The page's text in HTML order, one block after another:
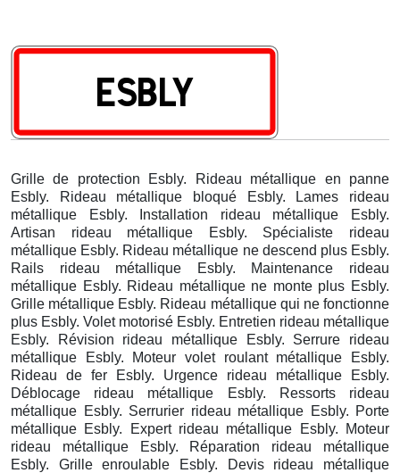
Grille de protection Esbly. Rideau métallique en panne
Esbly. Rideau métallique bloqué Esbly. Lames rideau
métallique Esbly. Installation rideau métallique Esbly.
Artisan rideau métallique Esbly. Spécialiste rideau
métallique Esbly. Rideau métallique ne descend plus Esbly.
Rails rideau métallique Esbly. Maintenance rideau
métallique Esbly. Rideau métallique ne monte plus Esbly.
Grille métallique Esbly. Rideau métallique qui ne fonctionne
plus Esbly. Volet motorisé Esbly. Entretien rideau métallique
Esbly. Révision rideau métallique Esbly. Serrure rideau
métallique Esbly. Moteur volet roulant métallique Esbly.
Rideau de fer Esbly. Urgence rideau métallique Esbly.
Déblocage rideau métallique Esbly. Ressorts rideau
métallique Esbly. Serrurier rideau métallique Esbly. Porte
métallique Esbly. Expert rideau métallique Esbly. Moteur
rideau métallique Esbly. Réparation rideau métallique
Esbly. Grille enroulable Esbly. Devis rideau métallique